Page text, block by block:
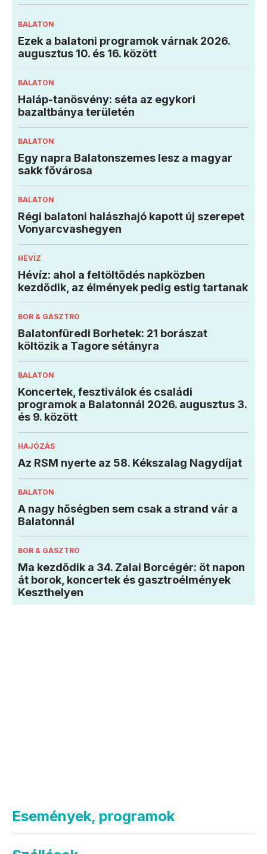
BALATON
Ezek a balatoni programok várnak 2026.
augusztus 10. és 16. között
BALATON
Haláp-tanösvény: séta az egykori
bazaltbánya területén
BALATON
Egy napra Balatonszemes lesz a magyar
sakk fővárosa
BALATON
Régi balatoni halászhajó kapott új szerepet
Vonyarcvashegyen
HÉVÍZ
Hévíz: ahol a feltöltődés napközben
kezdődik, az élmények pedig estig tartanak
BOR & GASZTRO
Balatonfüredi Borhetek: 21 borászat
költözik a Tagore sétányra
BALATON
Koncertek, fesztiválok és családi
programok a Balatonnál 2026. augusztus 3.
és 9. között
HAJÓZÁS
Az RSM nyerte az 58. Kékszalag Nagydíjat
BALATON
A nagy hőségben sem csak a strand vár a
Balatonnál
BOR & GASZTRO
Ma kezdődik a 34. Zalai Borcégér: öt napon
át borok, koncertek és gasztroélmények
Keszthelyen
Események, programok